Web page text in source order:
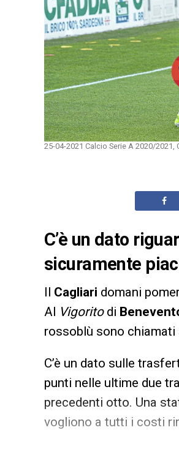
25-04-2021 Calcio Serie A 2020/
C’è un dato
sicuramente
Il Cagliari domani
Al Vigoritodi
rossoblù sono
C’è un dato sulle
punti nelle ultime due
precedenti otto. Una
vogliono a tutti i costi